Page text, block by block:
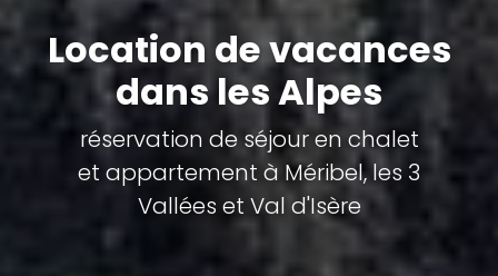
Location de vacances
dans les Alpes
réservation de séjour en chalet
et appartement à Méribel, les 3
Vallées et Val d'Isère